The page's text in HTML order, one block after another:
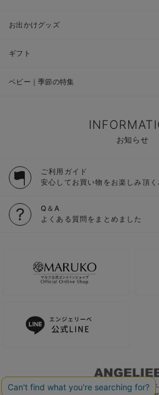
お出かけグッズ
ギフト
ベビー｜季節の特集
お知らせ
ご利用ガイド
安心してお買い物をお楽しみ頂く
Q＆A
よくある質問をまとめました
ご利用ガイド 会社概要 電